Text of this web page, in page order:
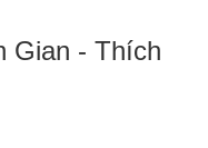
Gian - Thích